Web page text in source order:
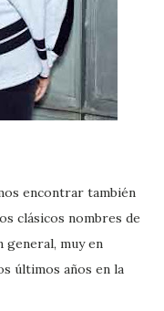
encontrar también
clásicos nombres de
general, muy en
últimos años en la